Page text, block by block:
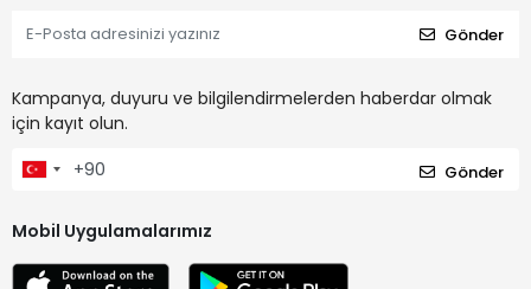
Gönder
Kampanya, duyuru ve bilgilendirmelerden haberdar olmak
için kayıt olun.
Gönder
Mobil Uygulamalarımız